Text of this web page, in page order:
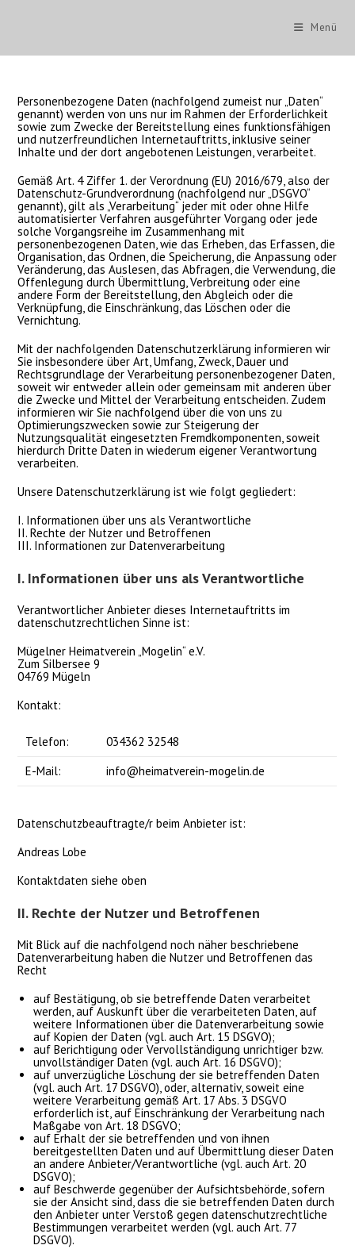
Menü
Personenbezogene Daten (nachfolgend zumeist nur „Daten“
genannt) werden von uns nur im Rahmen der Erforderlichkeit
sowie zum Zwecke der Bereitstellung eines funktionsfähigen
und nutzerfreundlichen Internetauftritts, inklusive seiner
Inhalte und der dort angebotenen Leistungen, verarbeitet.
Gemäß Art. 4 Ziffer 1. der Verordnung (EU) 2016/679, also der
Datenschutz-Grundverordnung (nachfolgend nur „DSGVO“
genannt), gilt als „Verarbeitung“ jeder mit oder ohne Hilfe
automatisierter Verfahren ausgeführter Vorgang oder jede
solche Vorgangsreihe im Zusammenhang mit
personenbezogenen Daten, wie das Erheben, das Erfassen, die
Organisation, das Ordnen, die Speicherung, die Anpassung oder
Veränderung, das Auslesen, das Abfragen, die Verwendung, die
Offenlegung durch Übermittlung, Verbreitung oder eine
andere Form der Bereitstellung, den Abgleich oder die
Verknüpfung, die Einschränkung, das Löschen oder die
Vernichtung.
Mit der nachfolgenden Datenschutzerklärung informieren wir
Sie insbesondere über Art, Umfang, Zweck, Dauer und
Rechtsgrundlage der Verarbeitung personenbezogener Daten,
soweit wir entweder allein oder gemeinsam mit anderen über
die Zwecke und Mittel der Verarbeitung entscheiden. Zudem
informieren wir Sie nachfolgend über die von uns zu
Optimierungszwecken sowie zur Steigerung der
Nutzungsqualität eingesetzten Fremdkomponenten, soweit
hierdurch Dritte Daten in wiederum eigener Verantwortung
verarbeiten.
Unsere Datenschutzerklärung ist wie folgt gegliedert:
I. Informationen über uns als Verantwortliche
II. Rechte der Nutzer und Betroffenen
III. Informationen zur Datenverarbeitung
I. Informationen über uns als Verantwortliche
Verantwortlicher Anbieter dieses Internetauftritts im
datenschutzrechtlichen Sinne ist:
Mügelner Heimatverein „Mogelin“ e.V.
Zum Silbersee 9
04769 Mügeln
Kontakt:
Telefon:
034362 32548
E-Mail:
info@heimatverein-mogelin.de
Datenschutzbeauftragte/r beim Anbieter ist:
Andreas Lobe
Kontaktdaten siehe oben
II. Rechte der Nutzer und Betroffenen
Mit Blick auf die nachfolgend noch näher beschriebene
Datenverarbeitung haben die Nutzer und Betroffenen das
Recht
auf Bestätigung, ob sie betreffende Daten verarbeitet
werden, auf Auskunft über die verarbeiteten Daten, auf
weitere Informationen über die Datenverarbeitung sowie
auf Kopien der Daten (vgl. auch Art. 15 DSGVO);
auf Berichtigung oder Vervollständigung unrichtiger bzw.
unvollständiger Daten (vgl. auch Art. 16 DSGVO);
auf unverzügliche Löschung der sie betreffenden Daten
(vgl. auch Art. 17 DSGVO), oder, alternativ, soweit eine
weitere Verarbeitung gemäß Art. 17 Abs. 3 DSGVO
erforderlich ist, auf Einschränkung der Verarbeitung nach
Maßgabe von Art. 18 DSGVO;
auf Erhalt der sie betreffenden und von ihnen
bereitgestellten Daten und auf Übermittlung dieser Daten
an andere Anbieter/Verantwortliche (vgl. auch Art. 20
DSGVO);
auf Beschwerde gegenüber der Aufsichtsbehörde, sofern
sie der Ansicht sind, dass die sie betreffenden Daten durch
den Anbieter unter Verstoß gegen datenschutzrechtliche
Bestimmungen verarbeitet werden (vgl. auch Art. 77
DSGVO).